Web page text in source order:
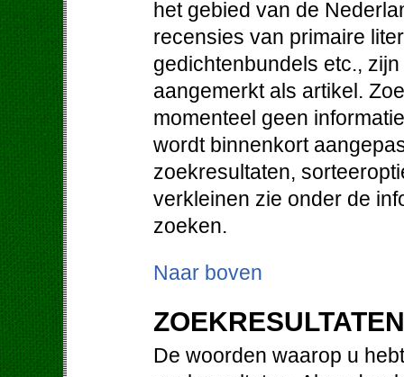
het gebied van de
recensies van primaire
gedichtenbundels etc.,
aangemerkt als artikel.
momenteel geen
wordt binnenkort
zoekresultaten,
verkleinen zie onder de
zoeken.
Naar boven
ZOEKRESULTATEN
De woorden waarop u